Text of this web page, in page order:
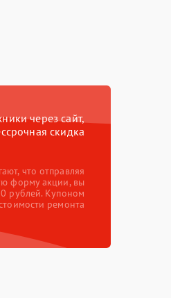
через сайт,
скидка
что отправляя
форму акции, вы
рублей. Купоном
ремонта